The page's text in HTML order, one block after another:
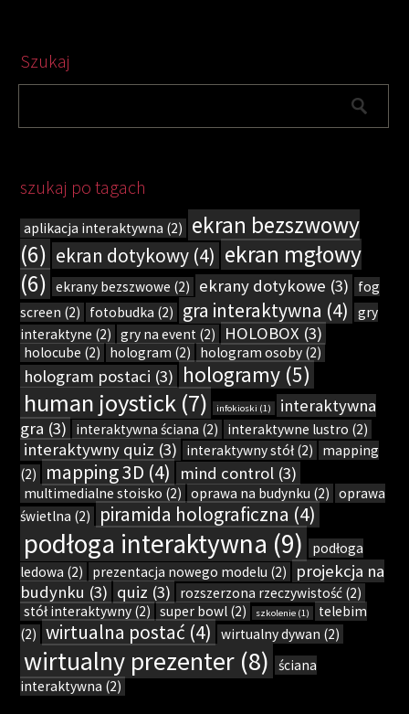
Szukaj
szukaj po tagach
aplikacja interaktywna (2)
ekran bezszwowy
(6) ekran dotykowy (4) ekran mgłowy
(6) ekrany bezszwowe (2) ekrany dotykowe (3)
fog
screen (2) fotobudka (2) gra interaktywna (4)
gry
interaktyne (2) gry na event (2) HOLOBOX (3)
holocube (2) hologram (2) hologram osoby (2)
hologram postaci (3) hologramy (5)
human joystick (7) infokioski (1)
interaktywna
gra (3) interaktywna ściana (2) interaktywne lustro (2)
interaktywny quiz (3) interaktywny stół (2)
mapping
(2)
mapping 3D (4) mind control (3)
multimedialne stoisko (2) oprawa na budynku (2) oprawa
świetlna (2) piramida holograficzna (4)
podłoga interaktywna (9)
podłoga
ledowa (2) prezentacja nowego modelu (2)
projekcja na
budynku (3) quiz (3) rozszerzona rzeczywistość (2)
stół interaktywny (2) super bowl (2) szkolenie (1)
telebim
(2) wirtualna postać (4) wirtualny dywan (2)
wirtualny prezenter (8)
ściana
interaktywna (2)